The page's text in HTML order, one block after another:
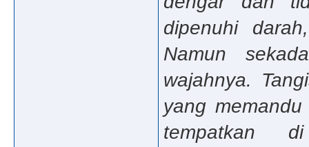
dipenuhi
Namun
wajahnya.
yang
tempatkan